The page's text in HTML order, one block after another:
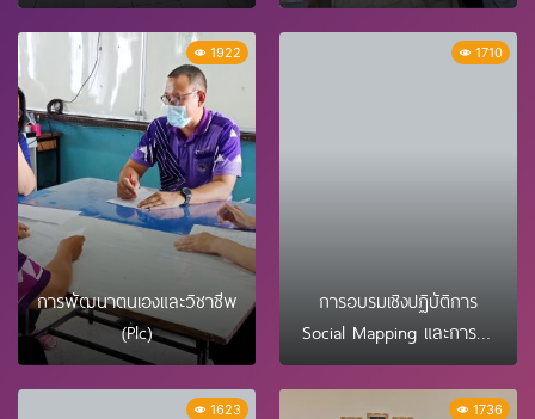
1922
การพัฒนาตนเองและวิชาชีพ
(Plc)
1710
การอบรมเชิงปฏิบัติการ
Social Mapping และการทำ
แผนที่ชุมชน วันที่ 12-13 พ.ย.
65
1623 1736